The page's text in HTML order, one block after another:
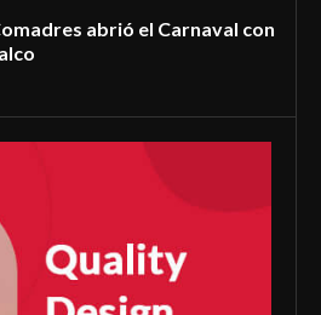
abrió el Carnaval con